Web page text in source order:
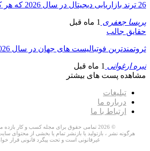
26 ترند بازاریابی دیجیتال در سال 2026 که هر کسب‌وکاری…
پریسا جعفری 1 ماه قبل
حقایق جالب
ثروتمندترین فوتبالیست های جهان در سال 2026؛ از…
نیره ارغوانی 1 ماه قبل
مشاهده پست های بیشتر
تبلیغات
درباره ما
ارتباط با ما
© 2026 تمامی حقوق برای مجله کسب و کار بازده محفوظ می باشد.
هرگونه نشر ، بازتولید یا بازنشر تمام یا بخشی از محتوای
غیرقانونی است و تحت پیگرد قانونی قرار